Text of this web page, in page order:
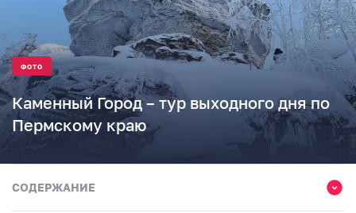
ФОТО
Каменный Город – тур выходного дня по
Пермскому краю
СОДЕРЖАНИЕ